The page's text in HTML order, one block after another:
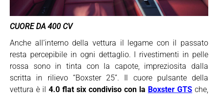
CUORE DA 400 CV
Anche all’interno della vettura il legame con il passato
resta percepibile in ogni dettaglio. I rivestimenti in pelle
rossa sono in tinta con la capote, impreziosita dalla
scritta in rilievo “Boxster 25”. Il cuore pulsante della
vettura è il 4.0 flat six condiviso con la Boxster GTS che,